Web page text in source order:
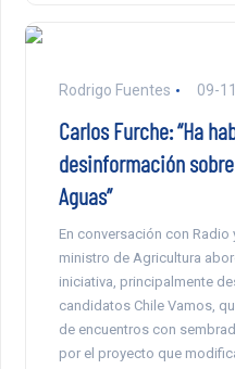
Rodrigo Fuentes 09-
Carlos Furche: “Ha
desinformación
Aguas”
En conversación con Radio
ministro de Agricultura
iniciativa, principalmente
candidatos Chile Vamos,
de encuentros con
por el proyecto que